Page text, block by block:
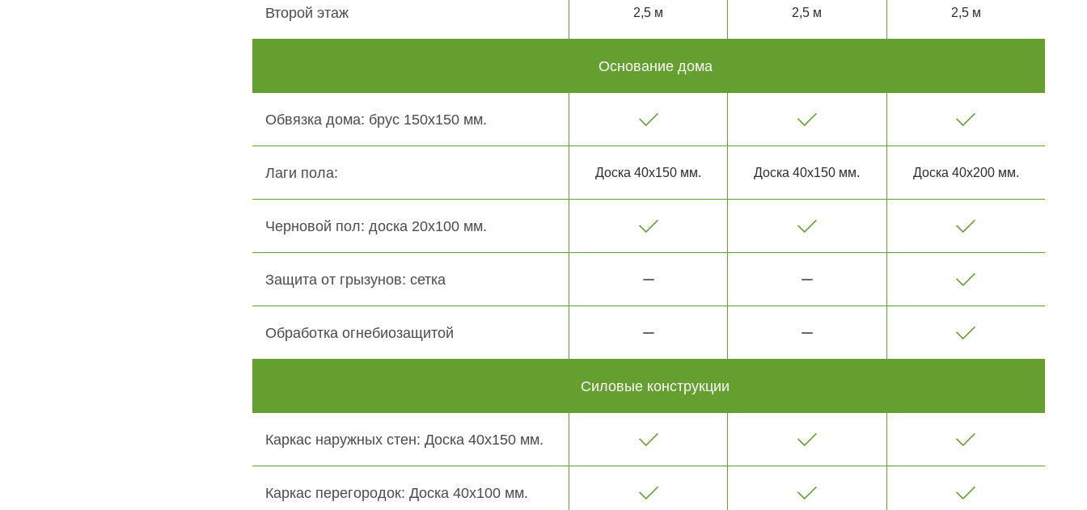
Второй этаж 2,5 м 2,5 м 2,5 м
Основание дома
Обвязка дома: брус 150х150 мм.
Лаги пола: Доска 40х150 мм. Доска 40х150 мм. Доска 40х200 мм.
Черновой пол: доска 20х100 мм.
Защита от грызунов: сетка
Обработка огнебиозащитой
Силовые конструкции
Каркас наружных стен: Доска 40х150 мм.
Каркас перегородок: Доска 40х100 мм.